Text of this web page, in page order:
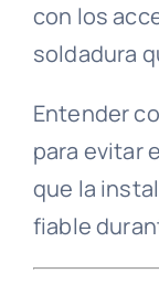
con los
soldadura
Entender
para evitar
que la
fiable